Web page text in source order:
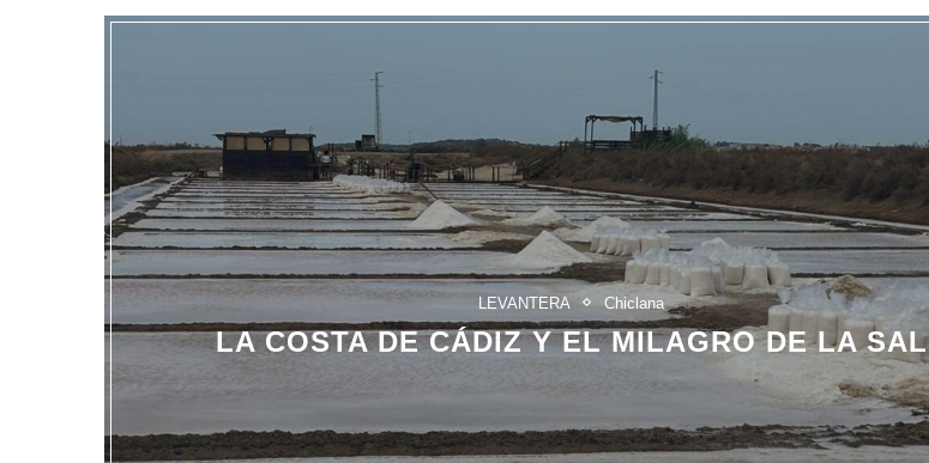
LEVANTERA Chiclana
LA COSTA DE CÁDIZ Y EL MILAGRO DE LA SAL